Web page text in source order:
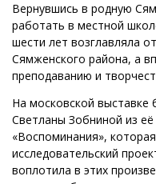
Вернувшись в родную
работать в местной
шести лет возглавляла
Сямженского района, а
преподаванию и
На московской
Светланы Зобниной из её
«Воспоминания»,
исследовательский
воплотила в этих